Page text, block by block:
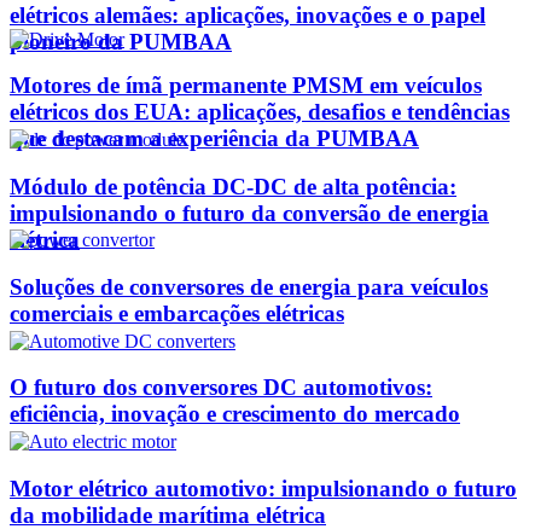
elétricos alemães: aplicações, inovações e o papel
pioneiro da PUMBAA
Motores de ímã permanente PMSM em veículos
elétricos dos EUA: aplicações, desafios e tendências
que destacam a experiência da PUMBAA
Módulo de potência DC-DC de alta potência:
impulsionando o futuro da conversão de energia
elétrica
Soluções de conversores de energia para veículos
comerciais e embarcações elétricas
O futuro dos conversores DC automotivos:
eficiência, inovação e crescimento do mercado
Motor elétrico automotivo: impulsionando o futuro
da mobilidade marítima elétrica